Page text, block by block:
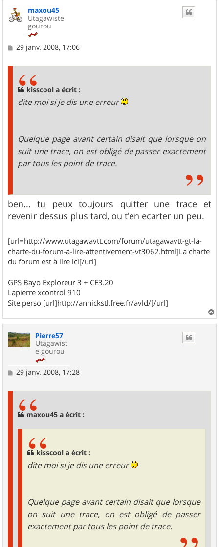
maxou45
Utagawiste
gourou
M
29 janv. 2008, 17:06
kisscool a écrit :
dite moi si je dis une erreur
Quelque page avant certain disait que lorsque on
suit une trace, on est obligé de passer exactement
par tous les point de trace.
ben... tu peux toujours quitter une trace et
revenir dessus plus tard, ou t'en ecarter un peu.
[url=http://www.utagawavtt.com/forum/utagawavtt-gt-la-
charte-du-forum-a-lire-attentivement-vt3062.html]La charte
du forum est à lire ici[/url]
GPS Bayo Exploreur 3 + CE3.20
Lapierre xcontrol 910
Site perso [url]http://annickstl.free.fr/avld/[/url]
a
Pierre57
Utagawist
e gourou
M
29 janv. 2008, 17:28
maxou45 a écrit :
kisscool a écrit :
dite moi si je dis une erreur
Quelque page avant certain disait que lorsque
on suit une trace, on est obligé de passer
exactement par tous les point de trace.